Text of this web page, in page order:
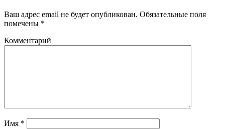
Ваш адрес email не будет опубликован. Обязательные поля
помечены *
Комментарий
Имя *